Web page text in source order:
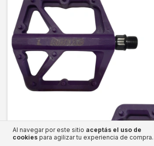
Al navegar por este sitio aceptás el uso de
cookies para agilizar tu experiencia de compra.